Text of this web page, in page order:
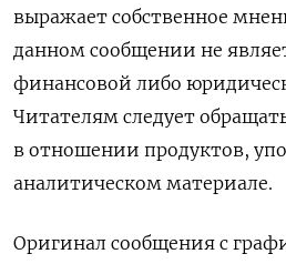
выражает собственное
данном сообщении не
финансовой либо
Читателям следует
в отношении продуктов,
аналитическом материале.
Оригинал сообщения с